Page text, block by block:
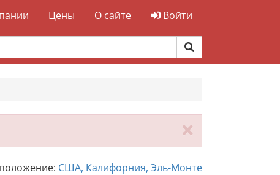
Цены О сайте Войти
США, Калифорния, Эль-Монте